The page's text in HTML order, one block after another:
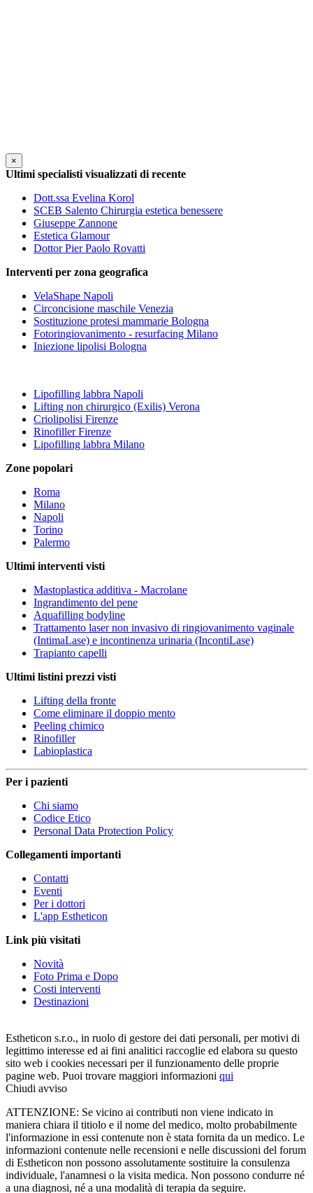
×
Ultimi specialisti visualizzati di recente
Dott.ssa Evelina Korol
SCEB Salento Chirurgia estetica benessere
Giuseppe Zannone
Estetica Glamour
Dottor Pier Paolo Rovatti
Interventi per zona geografica
VelaShape Napoli
Circoncisione maschile Venezia
Sostituzione protesi mammarie Bologna
Fotoringiovanimento - resurfacing Milano
Iniezione lipolisi Bologna
Lipofilling labbra Napoli
Lifting non chirurgico (Exilis) Verona
Criolipolisi Firenze
Rinofiller Firenze
Lipofilling labbra Milano
Zone popolari
Roma
Milano
Napoli
Torino
Palermo
Ultimi interventi visti
Mastoplastica additiva - Macrolane
Ingrandimento del pene
Aquafilling bodyline
Trattamento laser non invasivo di ringiovanimento vaginale
(IntimaLase) e incontinenza urinaria (IncontiLase)
Trapianto capelli
Ultimi listini prezzi visti
Lifting della fronte
Come eliminare il doppio mento
Peeling chimico
Rinofiller
Labioplastica
Per i pazienti
Chi siamo
Codice Etico
Personal Data Protection Policy
Collegamenti importanti
Contatti
Eventi
Per i dottori
L'app Estheticon
Link più visitati
Novità
Foto Prima e Dopo
Costi interventi
Destinazioni
Estheticon s.r.o., in ruolo di gestore dei dati personali, per motivi di
legittimo interesse ed ai fini analitici raccoglie ed elabora su questo
sito web i cookies necessari per il funzionamento delle proprie
pagine web. Puoi trovare maggiori informazioni qui
Chiudi avviso
ATTENZIONE: Se vicino ai contributi non viene indicato in
maniera chiara il titiolo e il nome del medico, molto probabilmente
l'informazione in essi contenute non è stata fornita da un medico. Le
informazioni contenute nelle recensioni e nelle discussioni del forum
di Estheticon non possono assolutamente sostituire la consulenza
individuale, l'anamnesi o la visita medica. Non possono condurre né
a una diagnosi, né a una modalità di terapia da seguire.